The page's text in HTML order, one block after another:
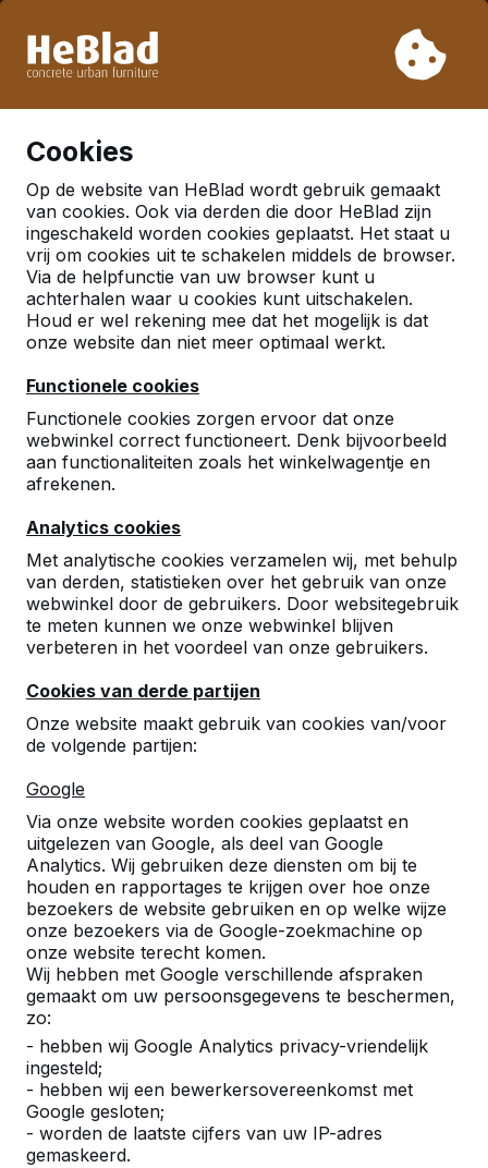
week 33. Houdt u daarom rekening met langere levertijden.
Cookies
Op de website van HeBlad wordt gebruik gemaakt
van cookies. Ook via derden die door HeBlad zijn
ingeschakeld worden cookies geplaatst. Het staat u
vrij om cookies uit te schakelen middels de browser.
Via de helpfunctie van uw browser kunt u
achterhalen waar u cookies kunt uitschakelen.
Houd er wel rekening mee dat het mogelijk is dat
onze website dan niet meer optimaal werkt.
Functionele cookies
Functionele cookies zorgen ervoor dat onze
webwinkel correct functioneert. Denk bijvoorbeeld
aan functionaliteiten zoals het winkelwagentje en
afrekenen.
Analytics cookies
Met analytische cookies verzamelen wij, met behulp
van derden, statistieken over het gebruik van onze
webwinkel door de gebruikers. Door websitegebruik
te meten kunnen we onze webwinkel blijven
verbeteren in het voordeel van onze gebruikers.
Cookies van derde partijen
Onze website maakt gebruik van cookies van/voor
de volgende partijen:
Google
Via onze website worden cookies geplaatst en
uitgelezen van Google, als deel van Google
Analytics. Wij gebruiken deze diensten om bij te
houden en rapportages te krijgen over hoe onze
bezoekers de website gebruiken en op welke wijze
onze bezoekers via de Google-zoekmachine op
onze website terecht komen.
Wij hebben met Google verschillende afspraken
gemaakt om uw persoonsgegevens te beschermen,
zo:
- hebben wij Google Analytics privacy-vriendelijk
ingesteld;
- hebben wij een bewerkersovereenkomst met
Google gesloten;
- worden de laatste cijfers van uw IP-adres
gemaskeerd.
Al meer dan 30.000 producten verkocht
Nederland
Referenties in:Made
Geen reviews gevonden voor deze
locatie.
Referenties
U vindt onze producten in heel Europa en
zelfs daarbuiten. Bekijk hier waar bij u in de
buurt al een HeBlad product staat.
Product
Alles weergeven
Categorie
Alles weergeven
Zoek op plaats of postcode